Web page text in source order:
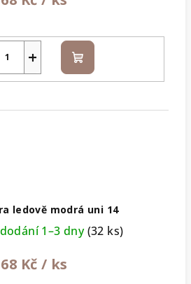
+ Do
košíku
ledově modrá uni 14
1–3 dny(32 ks)
68 Kč / ks